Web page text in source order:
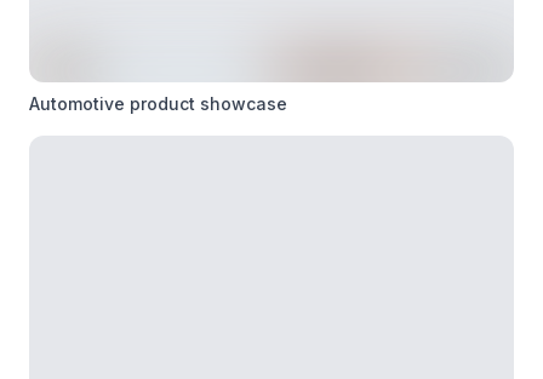
Automotive product showcase